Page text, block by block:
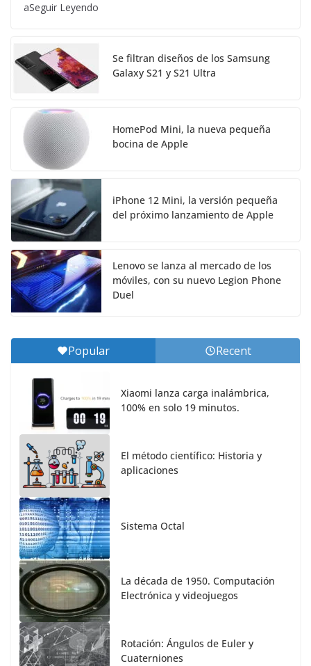
aSeguir Leyendo
Se filtran diseños de los Samsung
Galaxy S21 y S21 Ultra
HomePod Mini, la nueva pequeña
bocina de Apple
iPhone 12 Mini, la versión pequeña
del próximo lanzamiento de Apple
Lenovo se lanza al mercado de los
móviles, con su nuevo Legion Phone
Duel
Popular Recent
Xiaomi lanza carga inalámbrica,
100% en solo 19 minutos.
El método científico: Historia y
aplicaciones
Sistema Octal
La década de 1950. Computación
Electrónica y videojuegos
Rotación: Ángulos de Euler y
Cuaterniones